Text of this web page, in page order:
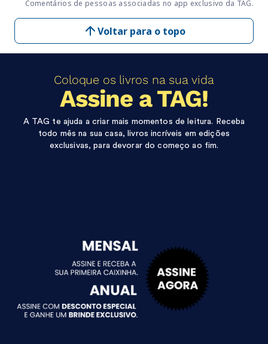
Comentários de pessoas associadas no app exclusivo da TAG.
Voltar para o topo
Coloque os livros na sua vida
Assine a TAG!
A TAG te ajuda a criar mais momentos de leitura. Receba
todo mês na sua casa, livros incríveis em edições
exclusivas, para devorar do começo ao fim.